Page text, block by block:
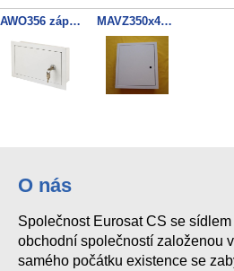
AWO356 záp.kryt MAVZ350x400x100 BOX zapustny
O nás
Společnost Eurosat CS se
obchodní společností založenou
samého počátku existence se